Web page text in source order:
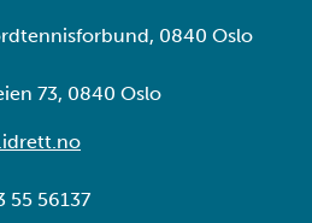
0840 Oslo
73, 0840 Oslo
55 56137